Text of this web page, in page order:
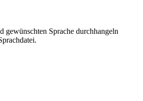
gewünschten Sprache durchhangeln